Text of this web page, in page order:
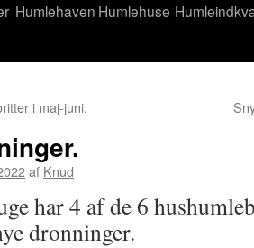
Humlehaven Humlehuse
i maj-juni.
af Knud
har 4 af de 6
dronninger.